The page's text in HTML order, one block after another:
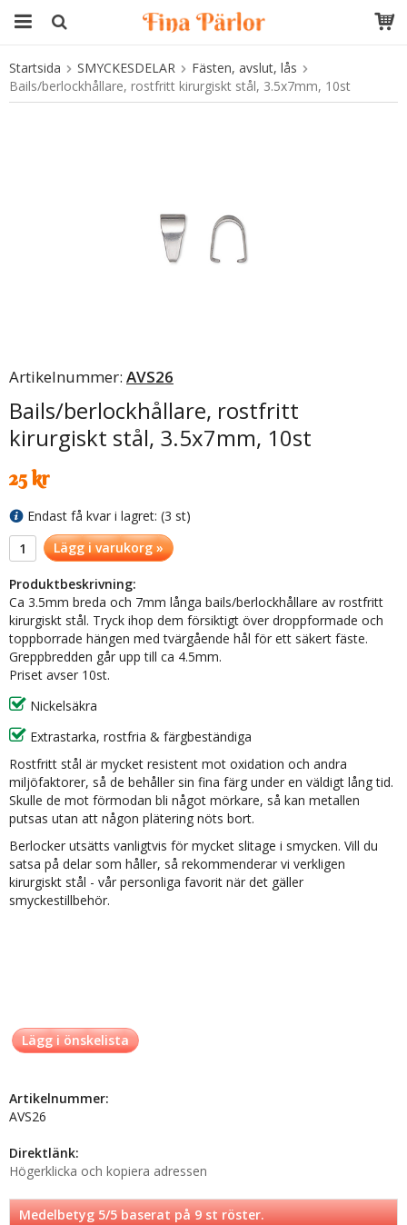
Produkten har blivit tillagd i varukorgen
Startsida SMYCKESDELAR
Fästen, avslut, lås
Bails/berlockhållare, rostfritt kirurgiskt stål, 3.5x7mm, 10st
Artikelnummer: AVS26
Bails/berlockhållare, rostfritt
kirurgiskt stål, 3.5x7mm, 10st
25 kr
Endast få kvar i lagret: (3 st)
Lägg i varukorg »
Produktbeskrivning:
Ca 3.5mm breda och 7mm långa bails/berlockhållare av rostfritt
kirurgiskt stål. Tryck ihop dem försiktigt över droppformade och
toppborrade hängen med tvärgående hål för ett säkert fäste.
Greppbredden går upp till ca 4.5mm.
Priset avser 10st.
Nickelsäkra
Extrastarka, rostfria & färgbeständiga
Rostfritt stål är mycket resistent mot oxidation och andra
miljöfaktorer, så de behåller sin fina färg under en väldigt lång tid.
Skulle de mot förmodan bli något mörkare, så kan metallen
putsas utan att någon plätering nöts bort.
Berlocker utsätts vanligtvis för mycket slitage i smycken. Vill du
satsa på delar som håller, så rekommenderar vi verkligen
kirurgiskt stål - vår personliga favorit när det gäller
smyckestillbehör.
Lägg i önskelista
Artikelnummer:
AVS26
Direktlänk:
Högerklicka och kopiera adressen
Medelbetyg5/5 baserat på9st röster.